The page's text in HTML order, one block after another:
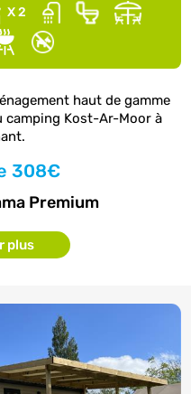
X 2
haut de gamme
camping Kost-Ar-Moor à
308€
Premium
plus